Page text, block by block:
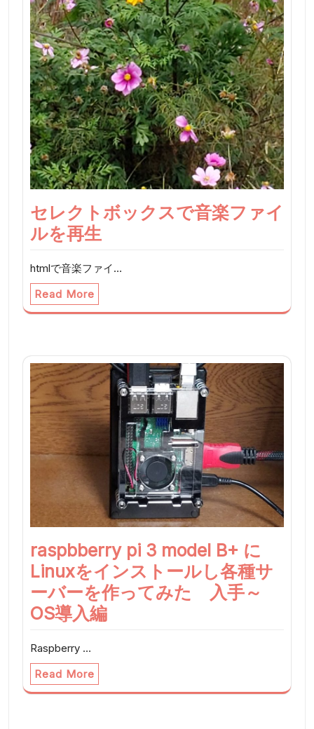
セレクトボックスで音楽ファイ
ルを再生
htmlで音楽ファイ…
Read More
raspbberry pi 3 model B+ に
Linuxをインストールし各種サ
ーバーを作ってみた 入手～
OS導入編
Raspberry …
Read More